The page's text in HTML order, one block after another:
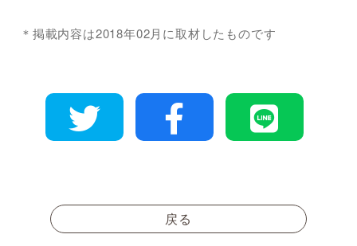
＊掲載内容は2018年02月に取材したものです
戻る